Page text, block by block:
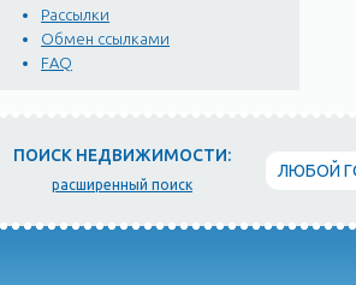
Рассылки
Обмен ссылками
FAQ
ПОИСК НЕДВИЖИМОСТИ:
расширенный поиск
ЛЮБОЙ